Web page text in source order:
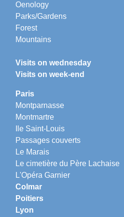
Oenology
Parks/Gardens
Forest
Mountains
Visits on wednesday
Visits on week-end
Paris
Montparnasse
Montmartre
Ile Saint-Louis
Passages couverts
Le Marais
Le cimetière du Père Lachaise
L'Opéra Garnier
Colmar
Poitiers
Lyon